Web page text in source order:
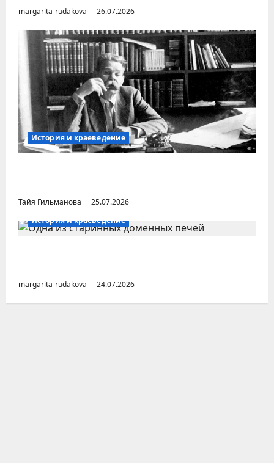
margarita-rudakova 26.07.2026
История и краеведение
Тайя Гильманова
25.07.2026
История и краеведение
margarita-rudakova 24.07.2026